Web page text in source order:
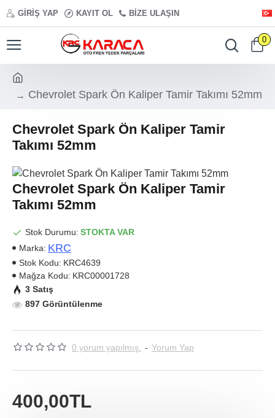
GIRIŞ YAP KAYIT OL BIZE ULAŞIN
0
Chevrolet Spark Ön Kaliper Tamir Takımı 52mm
Chevrolet Spark Ön Kaliper Tamir
Takımı 52mm
Chevrolet Spark Ön Kaliper Tamir
Takımı 52mm
Stok Durumu: STOKTA VAR
Marka: KRC
Stok Kodu: KRC4639
Mağza Kodu: KRC00001728
3 Satış
897 Görüntülenme
0 yorum yapılmış. - Yorum Yap
400,00TL